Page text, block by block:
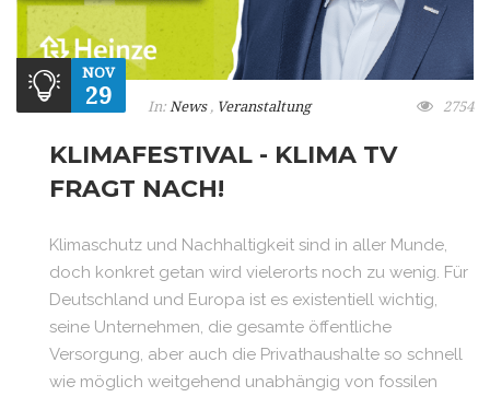
NOV
29 In: News, Veranstaltung 2754
KLIMAFESTIVAL - KLIMA TV
FRAGT NACH!
Klimaschutz und Nachhaltigkeit sind in aller Munde,
doch konkret getan wird vielerorts noch zu wenig. Für
Deutschland und Europa ist es existentiell wichtig,
seine Unternehmen, die gesamte öffentliche
Versorgung, aber auch die Privathaushalte so schnell
wie möglich weitgehend unabhängig von fossilen